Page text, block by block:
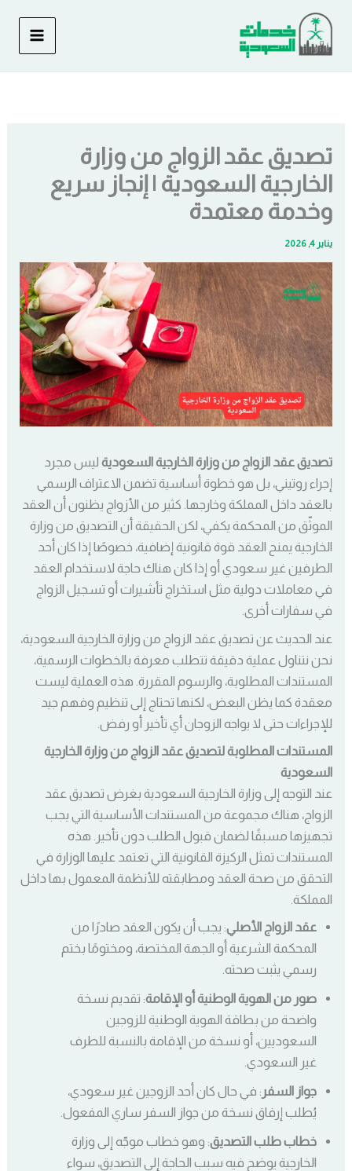
المحتوى
تصديق عقد الزواج من وزارة
الخارجية السعودية | إنجاز سريع
وخدمة معتمدة
يناير 4, 2026
تصديق عقد الزواج من وزارة الخارجية السعودية ليس مجرد
إجراء روتيني، بل هو خطوة أساسية تضمن الاعتراف الرسمي
بالعقد داخل المملكة وخارجها. كثير من الأزواج يظنون أن العقد
الموثّق من المحكمة يكفي، لكن الحقيقة أن التصديق من وزارة
الخارجية يمنح العقد قوة قانونية إضافية، خصوصًا إذا كان أحد
الطرفين غير سعودي أو إذا كان هناك حاجة لاستخدام العقد
في معاملات دولية مثل استخراج تأشيرات أو تسجيل الزواج
في سفارات أخرى.
عند الحديث عن تصديق عقد الزواج من وزارة الخارجية السعودية،
نحن نتناول عملية دقيقة تتطلب معرفة بالخطوات الرسمية،
المستندات المطلوبة، والرسوم المقررة. هذه العملية ليست
معقدة كما يظن البعض، لكنها تحتاج إلى تنظيم وفهم جيد
للإجراءات حتى لا يواجه الزوجان أي تأخير أو رفض.
المستندات المطلوبة لتصديق عقد الزواج من وزارة الخارجية
السعودية
عند التوجه إلى وزارة الخارجية السعودية بغرض تصديق عقد
الزواج، هناك مجموعة من المستندات الأساسية التي يجب
تجهيزها مسبقًا لضمان قبول الطلب دون تأخير. هذه
المستندات تمثل الركيزة القانونية التي تعتمد عليها الوزارة في
التحقق من صحة العقد ومطابقته للأنظمة المعمول بها داخل
المملكة.
عقد الزواج الأصلي: يجب أن يكون العقد صادرًا من
المحكمة الشرعية أو الجهة المختصة، ومختومًا بختم
رسمي يثبت صحته.
صور من الهوية الوطنية أو الإقامة: تقديم نسخة
واضحة من بطاقة الهوية الوطنية للزوجين
السعوديين، أو نسخة من الإقامة بالنسبة للطرف
غير السعودي.
جواز السفر : في حال كان أحد الزوجين غير سعودي،
يُطلب إرفاق نسخة من جواز السفر ساري المفعول.
خطاب طلب التصديق: وهو خطاب موجّه إلى وزارة
الخارجية يوضح فيه سبب الحاجة إلى التصديق، سواء